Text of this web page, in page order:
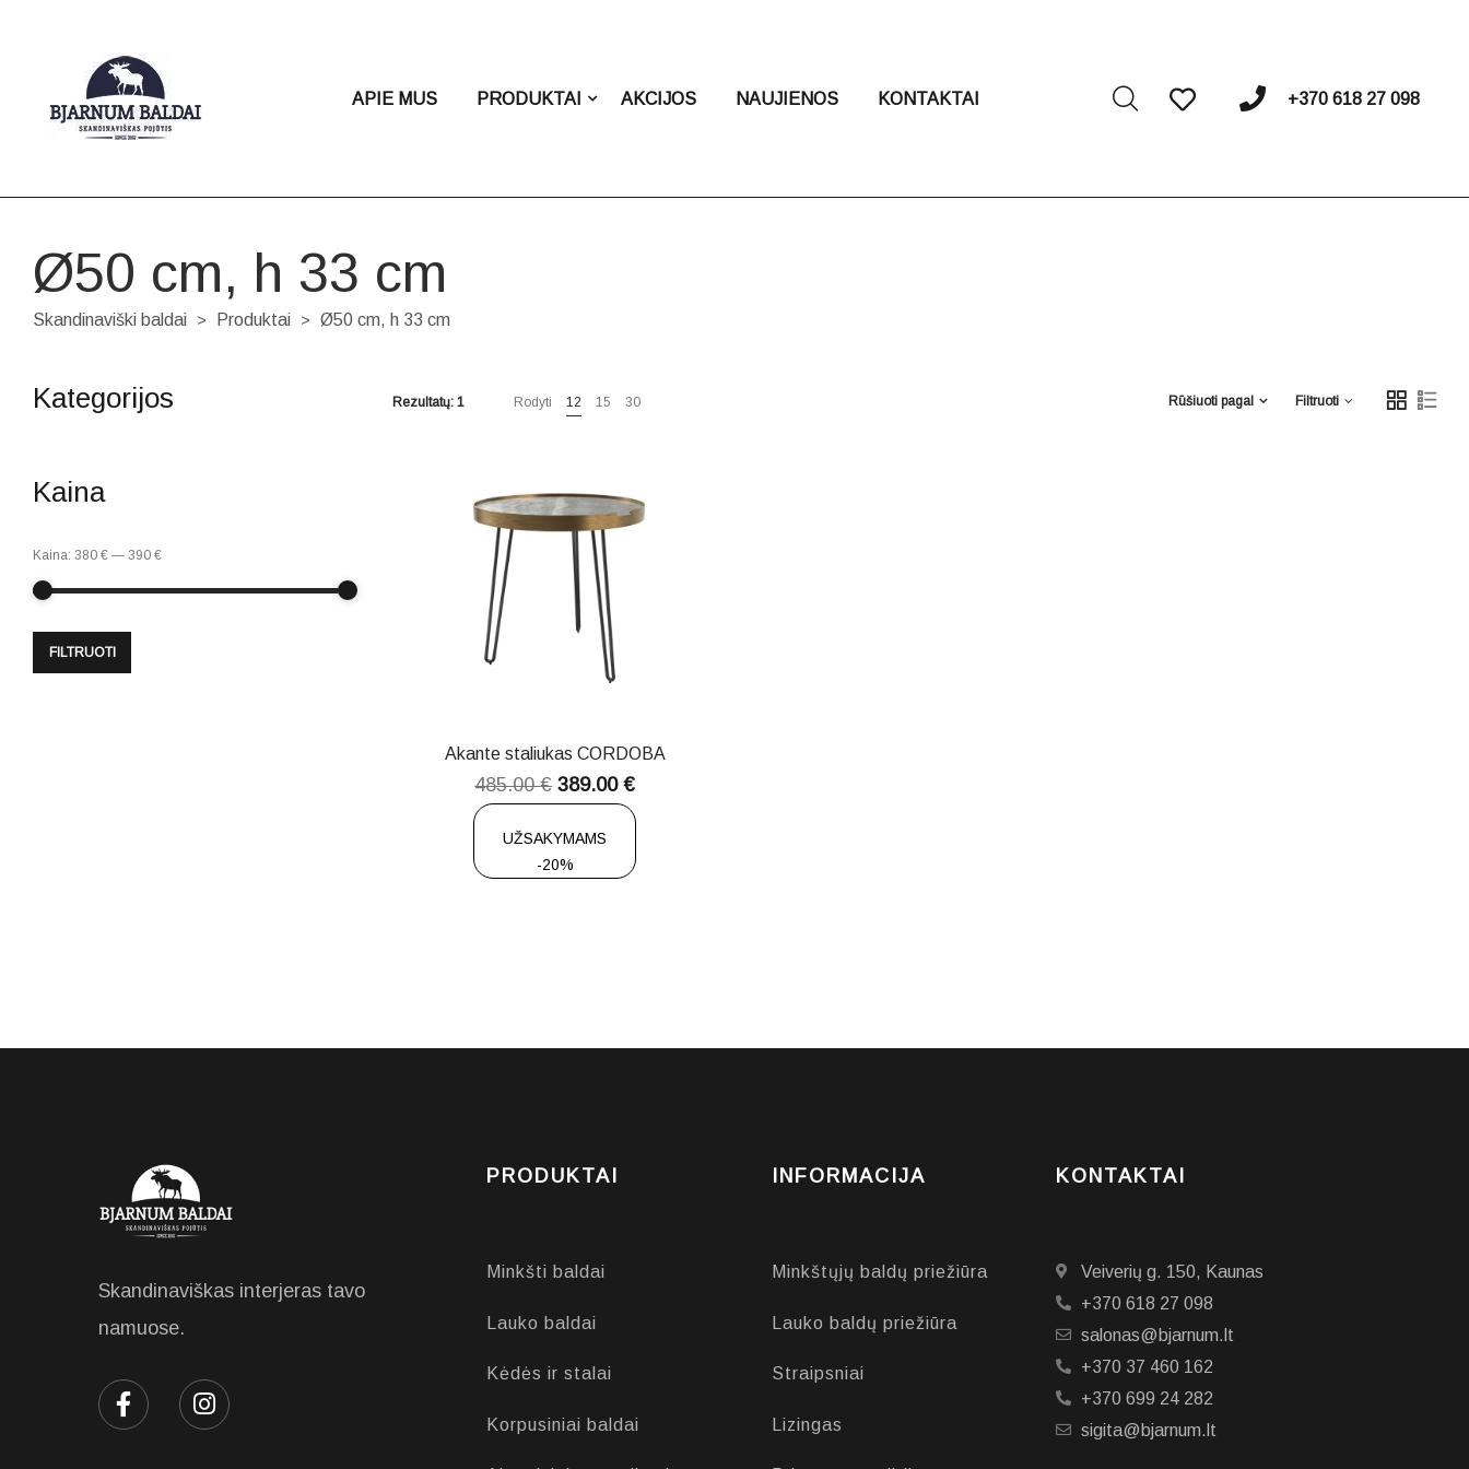
APIE MUS PRODUKTAI AKCIJOS NAUJIENOS KONTAKTAI +370 618 27 098
Ø50 cm, h 33 cm
Skandinaviški baldai > Produktai > Ø50 cm, h 33 cm
Rezultatų: 1 Rodyti 12 15 30 Filtruoti
Rūšiuoti pagal
Akante staliukas CORDOBA
485.00€ 389.00€
UŽSAKYMAMS
-20%
Kategorijos
Kaina
FILTRUOTI
Kaina: 380 € — 390 €
Skandinaviškas interjeras tavo
namuose.
PRODUKTAI
Minkšti baldai
Lauko baldai
Kėdės ir stalai
Korpusiniai baldai
INFORMACIJA
Minkštųjų baldų priežiūra
Lauko baldų priežiūra
Straipsniai
Lizingas
KONTAKTAI
Veiverių g. 150, Kaunas
+370 618 27 098
salonas@bjarnum.lt
+370 37 460 162
+370 699 24 282
sigita@bjarnum.lt